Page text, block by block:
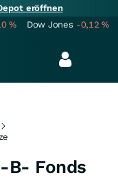
eröffnen
% Dow Jones -0,12%
B- Fonds